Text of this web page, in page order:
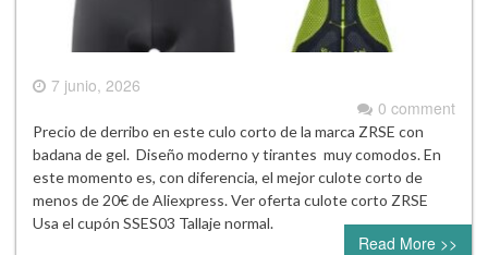
7 junio, 2026
0 comment
Precio de derribo en este culo corto de la marca ZRSE con
badana de gel. Diseño moderno y tirantes muy comodos. En
este momento es, con diferencia, el mejor culote corto de
menos de 20€ de Aliexpress. Ver oferta culote corto ZRSE
Usa el cupón SSES03 Tallaje normal.
Read More >>